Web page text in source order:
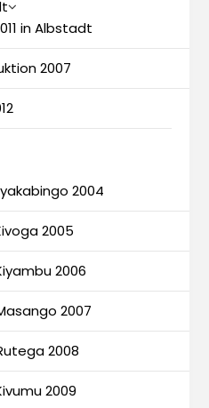
in Albstadt
2007
2004
2005
2006
2007
2008
2009